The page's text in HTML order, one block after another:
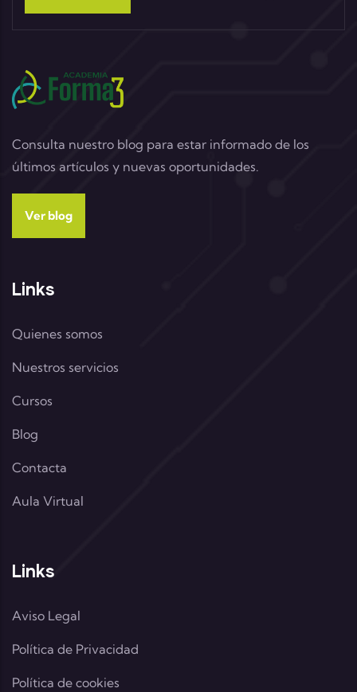
Consulta nuestro blog para estar informado de los
últimos artículos y nuevas oportunidades.
Ver blog
Links
Quienes somos
Nuestros servicios
Cursos
Blog
Contacta
Aula Virtual
Links
Aviso Legal
Política de Privacidad
Política de cookies